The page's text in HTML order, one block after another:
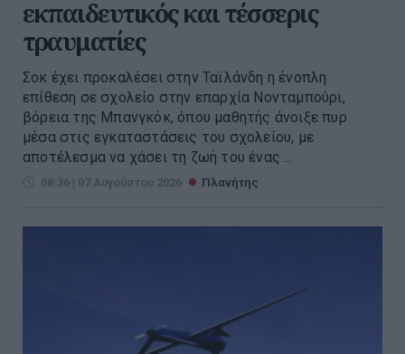
εκπαιδευτικός και τέσσερις
τραυματίες
Σοκ έχει προκαλέσει στην Ταϊλάνδη η ένοπλη
επίθεση σε σχολείο στην επαρχία Νονταμπούρι,
βόρεια της Μπανγκόκ, όπου μαθητής άνοιξε πυρ
μέσα στις εγκαταστάσεις του σχολείου, με
αποτέλεσμα να χάσει τη ζωή του ένας ...
08:36 | 07 Αυγούστου 2026 Πλανήτης